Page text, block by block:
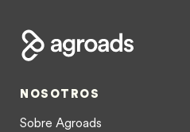
NOSOTROS
Sobre Agroads